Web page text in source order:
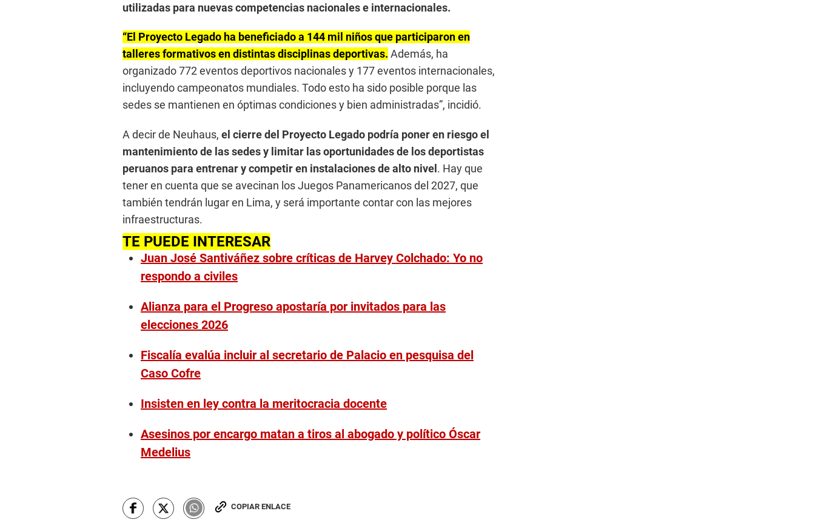
utilizadas para nuevas competencias nacionales e internacionales.
“El Proyecto Legado ha beneficiado a 144 mil niños que participaron en
talleres formativos en distintas disciplinas deportivas. Además, ha
organizado 772 eventos deportivos nacionales y 177 eventos internacionales,
incluyendo campeonatos mundiales. Todo esto ha sido posible porque las
sedes se mantienen en óptimas condiciones y bien administradas”, incidió.
A decir de Neuhaus, el cierre del Proyecto Legado podría poner en riesgo el
mantenimiento de las sedes y limitar las oportunidades de los deportistas
peruanos para entrenar y competir en instalaciones de alto nivel. Hay que
tener en cuenta que se avecinan los Juegos Panamericanos del 2027, que
también tendrán lugar en Lima, y será importante contar con las mejores
infraestructuras.
TE PUEDE INTERESAR
Juan José Santiváñez sobre críticas de Harvey Colchado: Yo no
respondo a civiles
Alianza para el Progreso apostaría por invitados para las
elecciones 2026
Fiscalía evalúa incluir al secretario de Palacio en pesquisa del
Caso Cofre
Insisten en ley contra la meritocracia docente
Asesinos por encargo matan a tiros al abogado y político Óscar
Medelius
COPIAR ENLACE